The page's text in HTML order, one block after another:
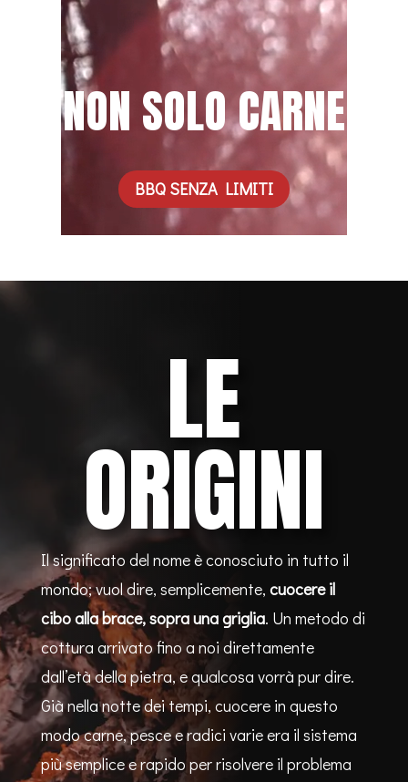
NON SOLO CARNE
BBQ SENZA LIMITI
LE
ORIGINI
Il significato del nome è conosciuto in tutto il
mondo; vuol dire, semplicemente, cuocere il
cibo alla brace, sopra una griglia. Un metodo di
cottura arrivato fino a noi direttamente
dall’età della pietra, e qualcosa vorrà pur dire.
Già nella notte dei tempi, cuocere in questo
modo carne, pesce e radici varie era il sistema
più semplice e rapido per risolvere il problema